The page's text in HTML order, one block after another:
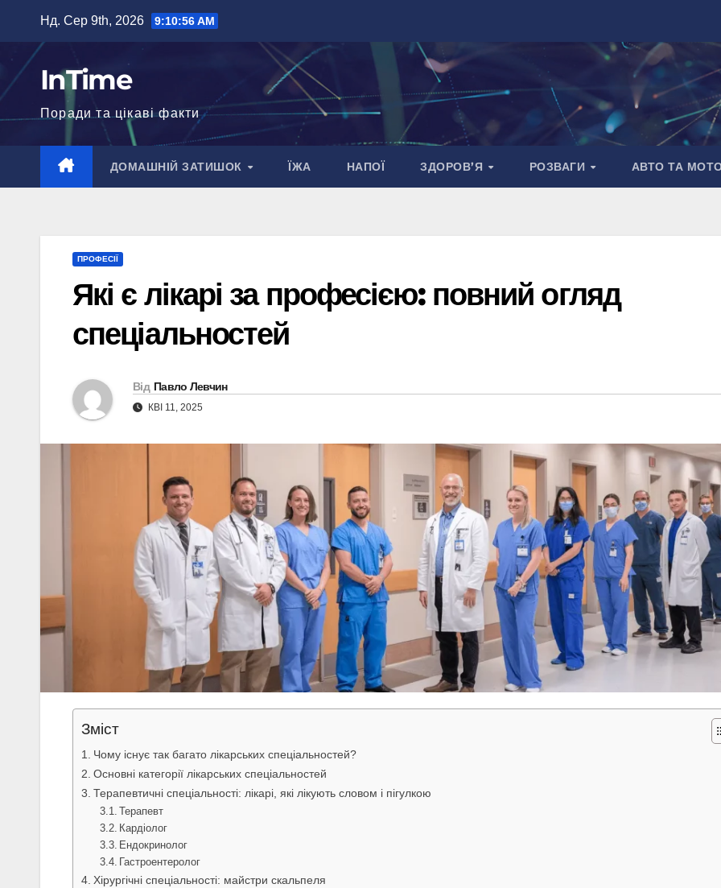
вмісту
Нд. Сер 9th, 2026 9:10:57 AM
InTime
Поради та цікаві факти
ДОМАШНІЙ ЗАТИШОК ЇЖА НАПОЇ ЗДОРОВ’Я РОЗВАГИ АВТО ТА
ПРОФЕСІЇ
Які є лікарі за професією: повний огляд
спеціальностей
Від Павло Левчин
КВІ 11, 2025
Зміст
Чому існує так багато лікарських спеціальностей?
Основні категорії лікарських спеціальностей
Терапевтичні спеціальності: лікарі, які лікують словом і пігулкою
Терапевт
Кардіолог
Ендокринолог
Гастроентеролог
Хірургічні спеціальності: майстри скальпеля